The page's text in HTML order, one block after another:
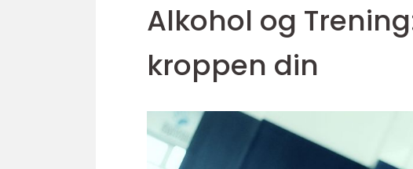
Alkohol og
kroppen din